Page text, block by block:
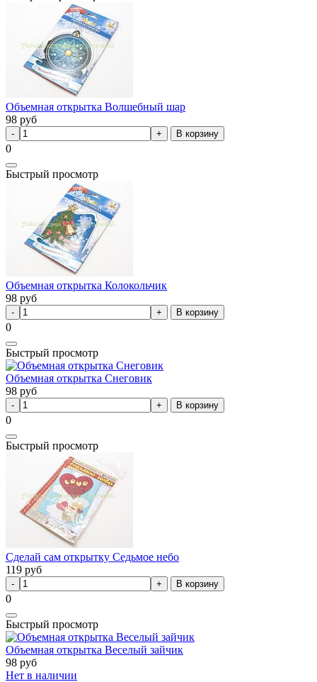
Объемная открытка Волшебный шар
98 руб
В корзину
0
Быстрый просмотр
Объемная открытка Колокольчик
98 руб
В корзину
0
Быстрый просмотр
Объемная открытка Снеговик
98 руб
В корзину
0
Быстрый просмотр
Сделай сам открытку Седьмое небо
119 руб
В корзину
0
Быстрый просмотр
Объемная открытка Веселый зайчик
98 руб
Нет в наличии